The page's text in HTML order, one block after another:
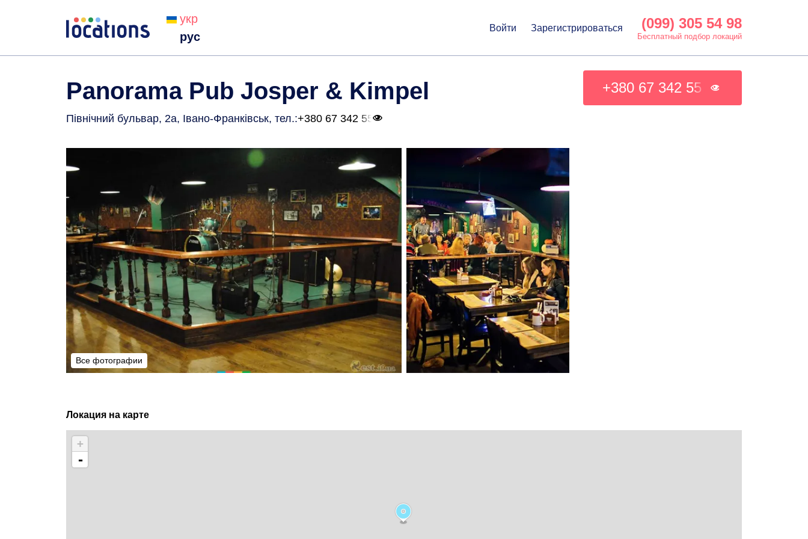
укр
рус
Войти Зарегистрироваться (099) 305 54 98
Бесплатный подбор локаций
+380 67 342 55
Panorama Pub Josper & Kimpel
Північний бульвар, 2а, Івано-Франківськ, тел.:+380 67 342 55
Все фотографии
Все фотографии
Локация на карте
+
-